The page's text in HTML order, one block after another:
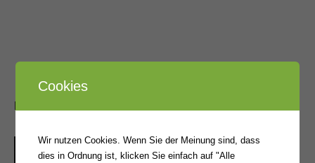
0von 5
Cookies
Wir nutzen Cookies. Wenn Sie der Meinung sind, dass
dies in Ordnung ist, klicken Sie einfach auf "Alle